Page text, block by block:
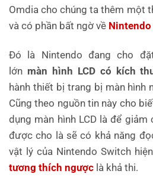
Omdia cho chúng ta thêm một
và có phần bất ngờ về
Đó là Nintendo đang cho
lớn màn hình LCD có kích
hành thiết bị trang bị màn hình
Cũng theo nguồn tin này cho
dụng màn hình LCD là để giảm
được cho là sẽ có khả năng
vật lý của Nintendo Switch
tương thích ngược là khả thi.